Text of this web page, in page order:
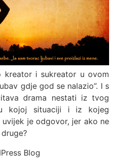
kreator i sukreator u ovom
gdje god se nalazio”. I s
drama nestati iz tvog
kojoj situaciji i iz kojeg
je odgovor, jer ako ne
Blog